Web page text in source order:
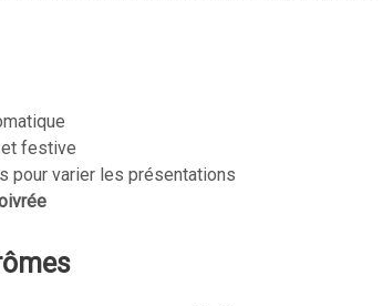
et festive
pour varier les présentations